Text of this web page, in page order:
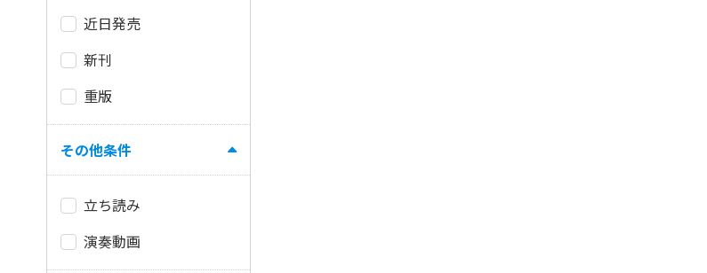
近日発売
新刊
重版
その他条件
立ち読み
演奏動画